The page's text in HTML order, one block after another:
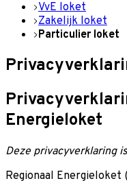
VvE loket
Zakelijk loket
Particulier loket
Energieloket
Deze privacyverklaring
Regionaal Energieloket